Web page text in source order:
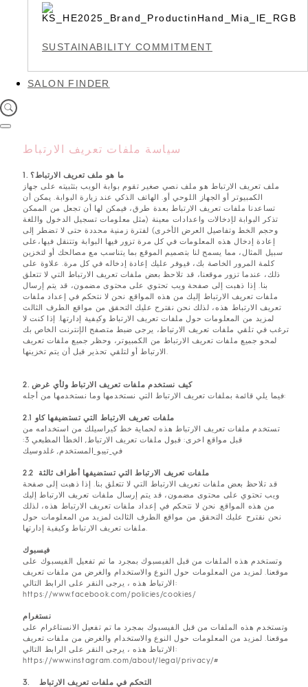
SUSTAINABILITY COMMITMENT
SALON FINDER
سياسة ملفات تعريف الارتباط
1. ما هو ملف تعريف الارتباط؟
ملف تعريف الارتباط هو ملف نصي صغير تقوم بوابة الويب بتثبيته على جهاز
الكمبيوتر أو الجهاز اللوحي أو. الهاتف الذكي عند زيارة البوابة. يمكن أن
تساعدنا ملفات تعريف الارتباط بعدة طرق، فيمكن لها أن تجعل من الممكن
تذكر البوابة لإدخالات واعدادات معينة (مثل معلومات تسجيل الدخول واللغة
وحجم الخط وتفاصيل العرض الأخرى) لفترة زمنية محددة حتى لا تضطر إلى
إعادة إدخال هذه المعلومات في كل مرة تزور فيها البوابة وتتنقل فيها،على
سبيل المثال، مما يسمح لنا بتصميم الموقع بما يتناسب مع مصالحك أو لتخزين
كلمة المرور الخاصة بك، فيوفر عليك إعادة إدخاله في كل مرة. علاوة على
ذلك، عندما تزور موقعنا، قد تلاحظ بعض ملفات تعريف الارتباط التي لا تتعلق
بنا. إذا ذهبت إلى صفحة ويب تحتوي على محتوى مضمون، قد يتم إرسال
ملفات تعريف الارتباط إليك من هذه المواقع. نحن لا نتحكم في إعداد ملفات
تعريف الارتباط هذه، لذلك نحن نقترح عليك التحقق من مواقع الطرف الثالث
لمزيد من المعلومات حول ملفات تعريف الارتباط وكيفية إدارتها. إذا كنت لا
ترغب في تلقي ملفات تعريف الارتباط، يرجى ضبط متصفح الإنترنت الخاص بك
لمحو جميع ملفات تعريف الارتباط من الكمبيوتر، وحظر جميع ملفات تعريف
الارتباط أو لتلقي تحذير قبل أن يتم تخزينها.
2. كيف نستخدم ملفات تعريف الارتباط ولأي غرض
فيما يلي قائمة بملفات تعريف الارتباط التي نستخدمها وما نستخدمها من أجله:
2.1 ملفات تعريف الارتباط التي تستضيفها كاو
تستخدم ملفات تعريف الارتباط هذه لحماية خط كيراسيلك من استخدامه من
قبل مواقع اخرى: قبول ملفات تعريف الارتباط, الخطأ المطبعي 3:
في_تيبو_المستخدم, غلدوسيك
2.2 ملفات تعريف الارتباط التي تستضيفها أطراف ثالثة
قد تلاحظ بعض ملفات تعريف الارتباط التي لا تتعلق بنا. إذا ذهبت إلى صفحة
ويب تحتوي على محتوى مضمون، قد يتم إرسال ملفات تعريف الارتباط إليك
من هذه المواقع. نحن لا نتحكم في إعداد ملفات تعريف الارتباط هذه، لذلك
نحن نقترح عليك التحقق من مواقع الطرف الثالث لمزيد من المعلومات حول
ملفات تعريف الارتباط وكيفية إدارتها.
فيسبوك
وتستخدم هذه الملفات من قبل الفيسبوك بمجرد ما تم تفعيل الفيسبوك على
موقعنا. لمزيد من المعلومات حول النوع والاستخدام والغرض من ملفات تعريف
الارتباط هذه ، يرجى النقر على الرابط التالي:
https://www.facebook.com/policies/cookies/
نستغرام
وتستخدم هذه الملفات من قبل الفيسبوك بمجرد ما تم تفعيل الانستاغرام على
موقعنا. لمزيد من المعلومات حول النوع والاستخدام والغرض من ملفات تعريف
الارتباط هذه ، يرجى النقر على الرابط التالي:
https://www.instagram.com/about/legal/privacy/#
3. التحكم في ملفات تعريف الارتباط